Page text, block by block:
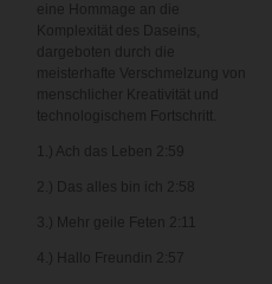
eine Hommage an die
Komplexität des Daseins,
dargeboten durch die
meisterhafte Verschmelzung von
menschlicher Kreativität und
technologischem Fortschritt.
1.) Ach das Leben 2:59
2.) Das alles bin ich 2:58
Mehr geile Feten
4.) Hallo Freundin 2:57